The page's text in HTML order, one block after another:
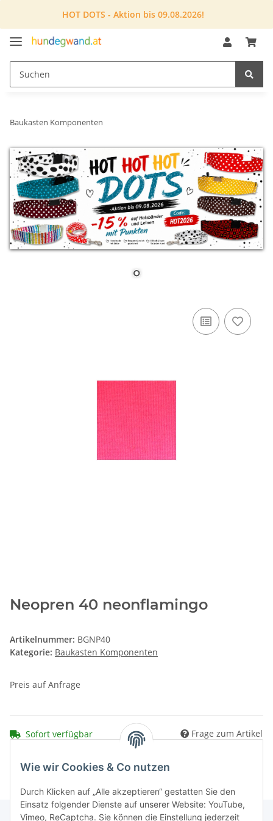
HOT DOTS - Aktion bis 09.08.2026!
Baukasten Komponenten
Neopren 40 neonflamingo
Artikelnummer: BGNP40
Kategorie: Baukasten Komponenten
Preis auf Anfrage
Sofort verfügbar Frage zum Artikel
Wie wir Cookies & Co nutzen
Durch Klicken auf „Alle akzeptieren“ gestatten Sie den
Einsatz folgender Dienste auf unserer Website: YouTube,
Vimeo, ReCaptcha. Sie können die Einstellung jederzeit